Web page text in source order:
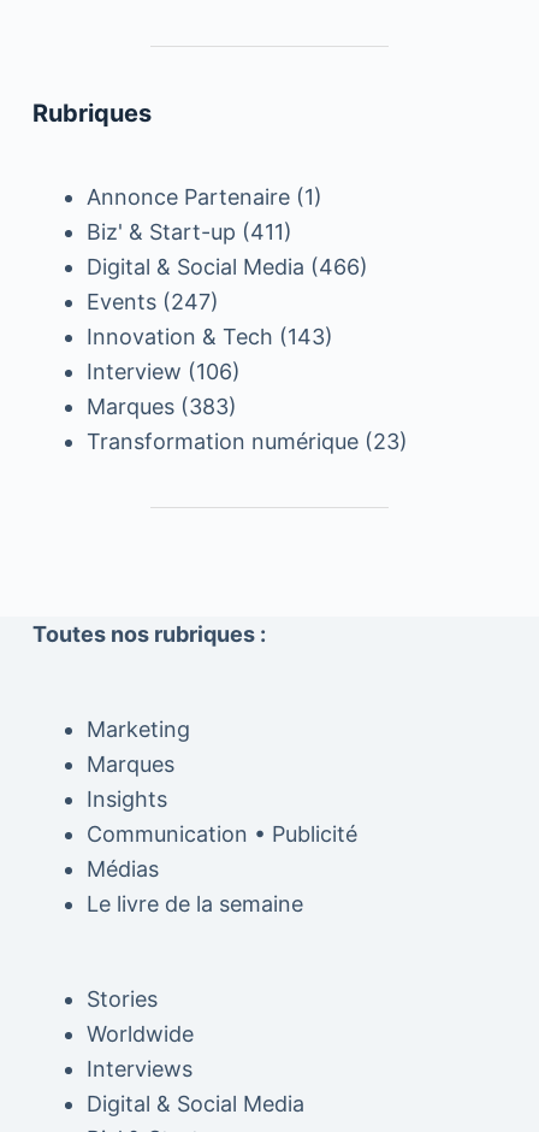
Rubriques
Annonce Partenaire(1)
Biz' & Start-up (411)
Digital & Social Media (466)
Events(247)
Innovation & Tech (143)
Interview (106)
Marques(383)
Transformation numérique(23)
Toutes nos rubriques :
Marketing
Marques
Insights
Communication • Publicité
Médias
Le livre de la semaine
Stories
Worldwide
Interviews
Digital & Social Media